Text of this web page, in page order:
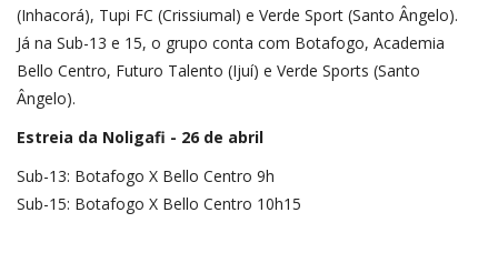
(Inhacorá), Tupi FC (Crissiumal) e Verde Sport (Santo Ângelo).
Já na Sub-13 e 15, o grupo conta com Botafogo, Academia
Bello Centro, Futuro Talento (Ijuí) e Verde Sports (Santo
Ângelo).
Estreia da Noligafi - 26 de abril
Sub-13: Botafogo X Bello Centro 9h
Sub-15: Botafogo X Bello Centro 10h15